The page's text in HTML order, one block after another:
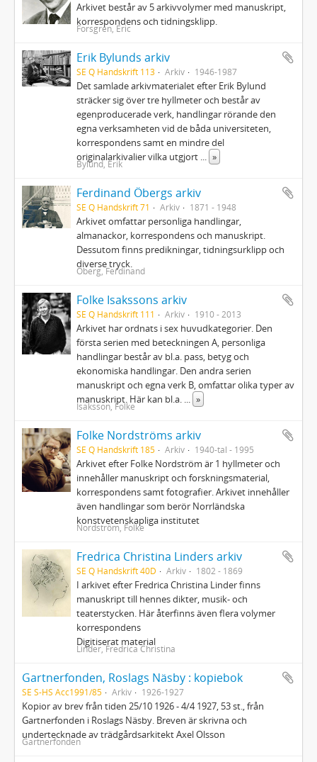
Arkivet består av 5 arkivvolymer med manuskript,
korrespondens och tidningsklipp.
Forsgren, Eric
Erik Bylunds arkiv
SE Q Handskrift 113 Arkiv 1946-1987
Det samlade arkivmaterialet efter Erik Bylund
sträcker sig över tre hyllmeter och består av
egenproducerade verk, handlingar rörande den
egna verksamheten vid de båda universiteten,
korrespondens samt en mindre del
originalarkivalier vilka utgjort ... »
Bylund, Erik
Ferdinand Öbergs arkiv
SE Q Handskrift 71 Arkiv 1871 - 1948
Arkivet omfattar personliga handlingar,
almanackor, korrespondens och manuskript.
Dessutom finns predikningar, tidningsurklipp och
diverse tryck.
Öberg, Ferdinand
Folke Isakssons arkiv
SE Q Handskrift 111 Arkiv 1910 - 2013
Arkivet har ordnats i sex huvudkategorier. Den
första serien med beteckningen A, personliga
handlingar består av bl.a. pass, betyg och
ekonomiska handlingar. Den andra serien
manuskript och egna verk B, omfattar olika typer av
manuskript. Här kan bl.a. ... »
Isaksson, Folke
Folke Nordströms arkiv
SE Q Handskrift 185 Arkiv 1940-tal - 1995
Arkivet efter Folke Nordström är 1 hyllmeter och
innehåller manuskript och forskningsmaterial,
korrespondens samt fotografier. Arkivet innehåller
även handlingar som berör Norrländska
konstvetenskapliga institutet
Nordström, Folke
Fredrica Christina Linders arkiv
SE Q Handskrift 40D Arkiv 1802 - 1869
I arkivet efter Fredrica Christina Linder finns
manuskript till hennes dikter, musik- och
teaterstycken. Här återfinns även flera volymer
korrespondens
Digitiserat material
Linder, Fredrica Christina
Gartnerfonden, Roslags Näsby : kopiebok
SE S-HS Acc1991/85 Arkiv 1926-1927
Kopior av brev från tiden 25/10 1926 - 4/4 1927, 53 st., från
Gartnerfonden i Roslags Näsby. Breven är skrivna och
undertecknade av trädgårdsarkitekt Axel Olsson
Gartnerfonden